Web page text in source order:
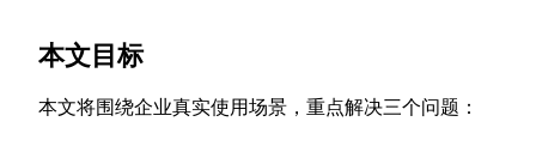
本文目标
本文将围绕企业真实使用场景，重点解决三个问题：